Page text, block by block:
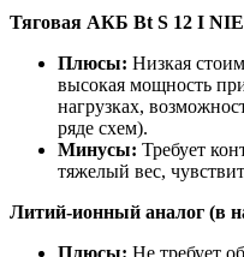
Тяговая АКБ Bt S 12 I
Плюсы: Низкая
высокая мощность
нагрузках,
ряде схем).
Минусы: Требует
тяжелый вес,
Литий-ионный аналог (в
Плюсы: Не требует